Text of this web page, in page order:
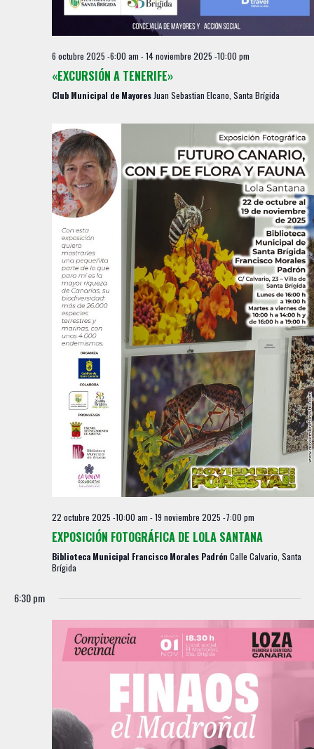
6 octubre 2025 -6:00 am -14 noviembre 2025 -10:00 pm
«EXCURSIÓN A TENERIFE»
Club Municipal de Mayores Juan Sebastian Elcano, Santa Brígida
22 octubre 2025 -10:00 am -19 noviembre 2025 -7:00 pm
EXPOSICIÓN FOTOGRÁFICA DE LOLA SANTANA
Biblioteca Municipal Francisco Morales Padrón Calle Calvario, Santa
Brígida
6:30 pm